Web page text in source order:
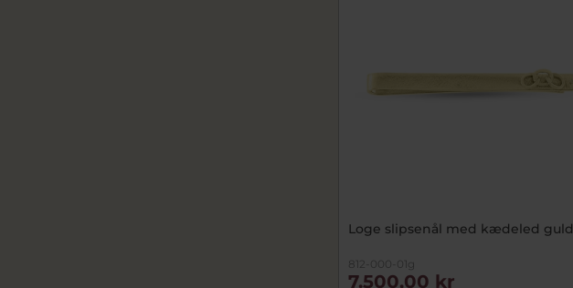
Loge slipsenål med kædeled guld
812-000-01g
7.500,00 kr